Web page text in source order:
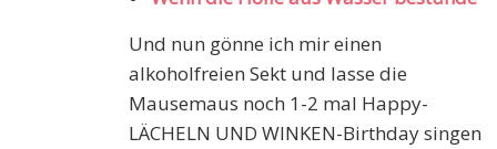
Und nun gönne ich mir einen
alkoholfreien Sekt und lasse die
Mausemaus noch 1-2 mal Happy-
LÄCHELN UND WINKEN-Birthday singen